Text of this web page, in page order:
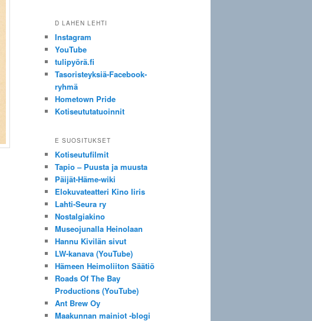
D LAHEN LEHTI
Instagram
YouTube
tulipyörä.fi
Tasoristeyksiä-Facebook-
ryhmä
Hometown Pride
Kotiseututatuoinnit
E SUOSITUKSET
Kotiseutufilmit
Tapio – Puusta ja muusta
Päijät-Häme-wiki
Elokuvateatteri Kino Iiris
Lahti-Seura ry
Nostalgiakino
Museojunalla Heinolaan
Hannu Kivilän sivut
LW-kanava (YouTube)
Hämeen Heimoliiton Säätiö
Roads Of The Bay
Productions (YouTube)
Ant Brew Oy
Maakunnan mainiot -blogi